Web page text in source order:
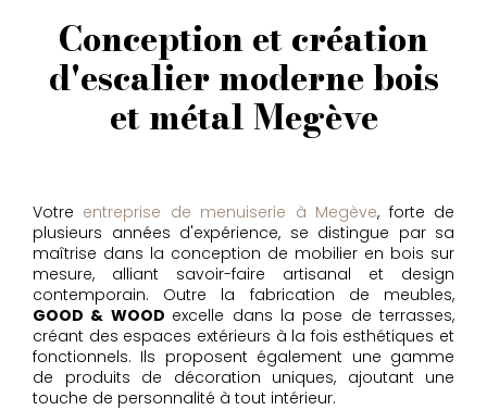
Conception et création
d'escalier moderne bois
et métal Megève
Votre entreprise de menuiserie à Megève, forte de
plusieurs années d'expérience, se distingue par sa
maîtrise dans la conception de mobilier en bois sur
mesure, alliant savoir-faire artisanal et design
contemporain. Outre la fabrication de meubles,
GOOD & WOOD excelle dans la pose de terrasses,
créant des espaces extérieurs à la fois esthétiques et
fonctionnels. Ils proposent également une gamme
de produits de décoration uniques, ajoutant une
touche de personnalité à tout intérieur.